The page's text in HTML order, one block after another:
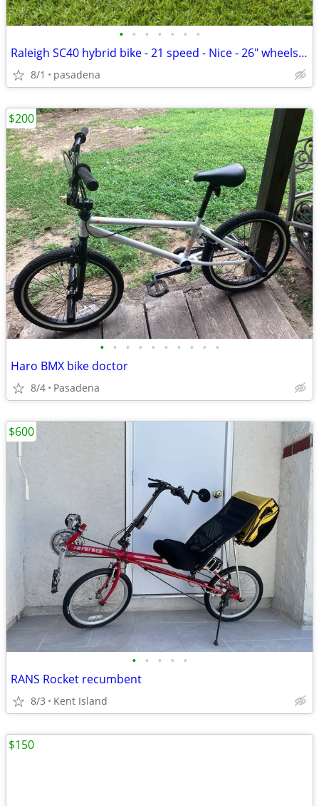
• • • • • • •
Raleigh SC40 hybrid bike - 21 speed - Nice - 26" wheels 20" frame
8/1 pasadena
• • • • • • • • • •
Haro BMX bike doctor
8/4 Pasadena
$200
• • • • •
RANS Rocket recumbent
8/3 Kent Island
$600
$150